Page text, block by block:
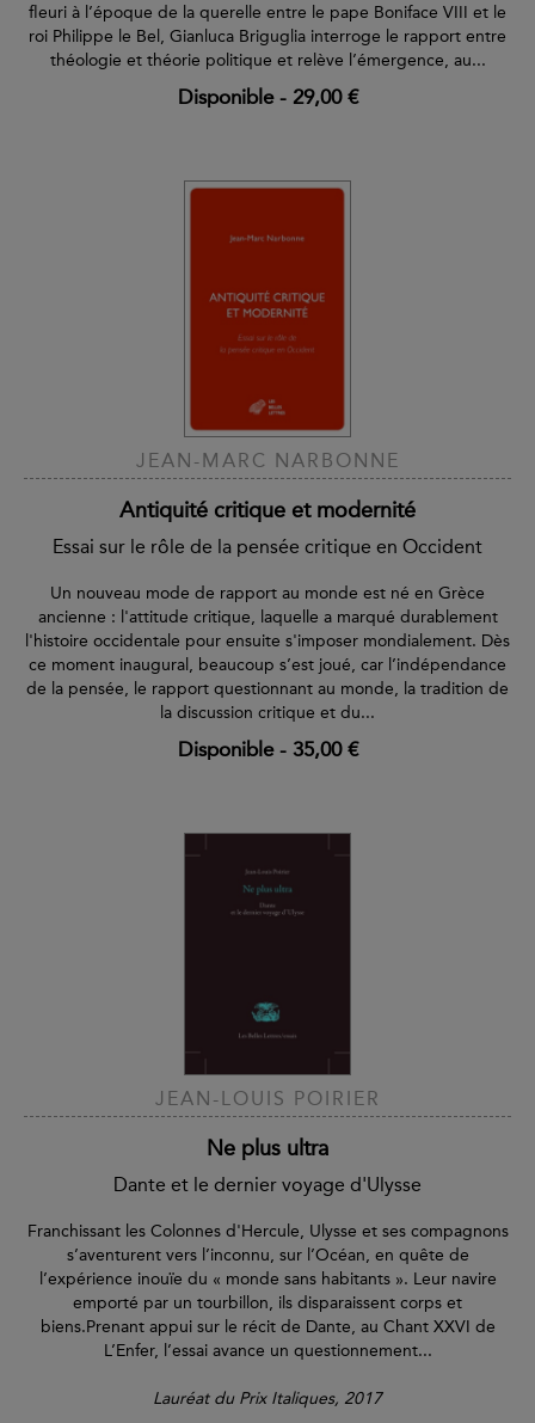
fleuri à l’époque de la querelle entre le pape Boniface VIII et le
roi Philippe le Bel, Gianluca Briguglia interroge le rapport entre
théologie et théorie politique et relève l’émergence, au...
Disponible- 29,00 €
JEAN-MARC NARBONNE
Antiquité critique et modernité
Essai sur le rôle de la pensée critique en Occident
Un nouveau mode de rapport au monde est né en Grèce
ancienne : l'attitude critique, laquelle a marqué durablement
l'histoire occidentale pour ensuite s'imposer mondialement. Dès
ce moment inaugural, beaucoup s’est joué, car l’indépendance
de la pensée, le rapport questionnant au monde, la tradition de
la discussion critique et du...
Disponible- 35,00 €
JEAN-LOUIS POIRIER
Ne plus ultra
Dante et le dernier voyage d'Ulysse
Franchissant les Colonnes d'Hercule, Ulysse et ses compagnons
s’aventurent vers l’inconnu, sur l’Océan, en quête de
l’expérience inouïe du « monde sans habitants ». Leur navire
emporté par un tourbillon, ils disparaissent corps et
biens.Prenant appui sur le récit de Dante, au Chant XXVI de
L’Enfer, l’essai avance un questionnement...
Lauréat du Prix Italiques, 2017